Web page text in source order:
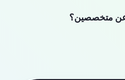
متخصصين؟